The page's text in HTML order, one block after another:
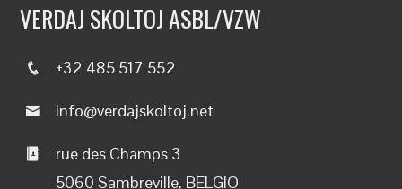
VERDAJ SKOLTOJ ASBL/VZW
+32 485 517 552
info@verdajskoltoj.net
rue des Champs 3
5060 Sambreville, BELGIO